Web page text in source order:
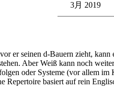
3月 2019
er seinen d-Bauern zieht, kann
Aber Weiß kann noch
oder Systeme (vor allem
basiert auf rein